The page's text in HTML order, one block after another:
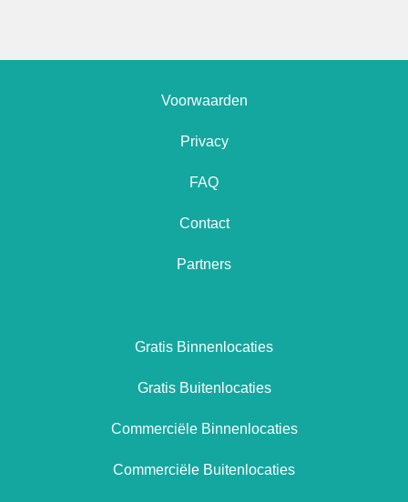
Voorwaarden
Privacy
FAQ
Contact
Partners
Gratis Binnenlocaties
Gratis Buitenlocaties
Commerciële Binnenlocaties
Commerciële Buitenlocaties